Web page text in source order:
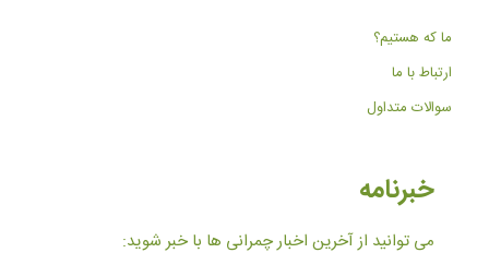
ما که هستیم؟
ارتباط با ما
سوالات متداول
خبرنامه
می توانید از آخرین اخبار چمرانی ها با خبر شوید: